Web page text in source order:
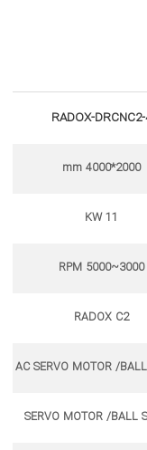
RADOX-
2000*4000 mm
11 KW
3000~5000 RPM
RADOX C2
AC SERVO MOTOR /
SERVO MOTOR /BALL